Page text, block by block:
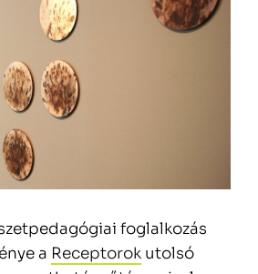
foglalkozás
a Receptorok utolsó